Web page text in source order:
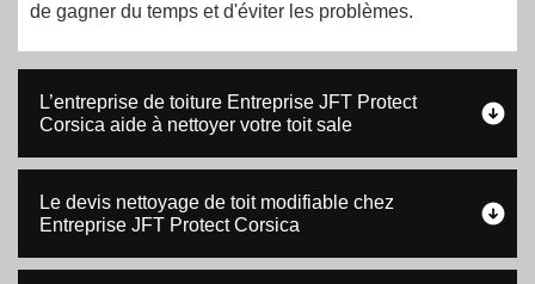
de gagner du temps et d'éviter les problèmes.
L’entreprise de toiture Entreprise JFT Protect
Corsica aide à nettoyer votre toit sale
Le devis nettoyage de toit modifiable chez
Entreprise JFT Protect Corsica